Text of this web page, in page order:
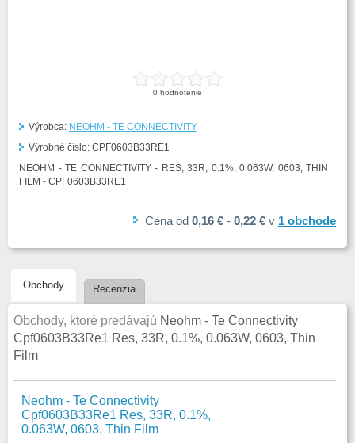
0 hodnotenie
Výrobca: NEOHM - TE CONNECTIVITY
Výrobné číslo: CPF0603B33RE1
NEOHM - TE CONNECTIVITY - RES, 33R, 0.1%, 0.063W, 0603, THIN
FILM - CPF0603B33RE1
Cena od 0,16 € - 0,22 € v 1 obchode
Obchody Recenzia
Obchody, ktoré predávajú Neohm - Te Connectivity
Cpf0603B33Re1 Res, 33R, 0.1%, 0.063W, 0603, Thin
Film
Neohm - Te Connectivity
Cpf0603B33Re1 Res, 33R, 0.1%,
0.063W, 0603, Thin Film